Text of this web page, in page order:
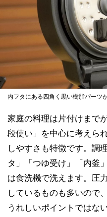
内フタにある四角く黒い樹脂パーツ
家庭の料理は片付けまで
段使い」を中心に考えら
しやすさも特徴です。調
タ」「つゆ受け」「内釜
は食洗機で洗えます。圧
しているものも多いので
うれしいポイントではな